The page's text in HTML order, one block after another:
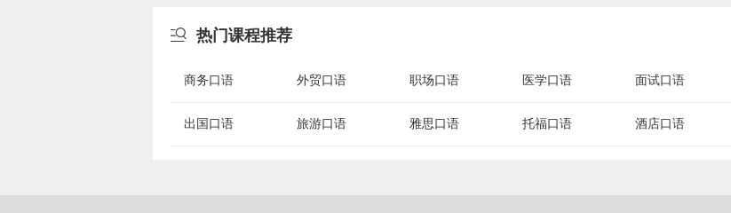
 热门课程推荐
商务口语 外贸口语 职场口语 医学口语 面试口语
出国口语 旅游口语 雅思口语 托福口语 酒店口语